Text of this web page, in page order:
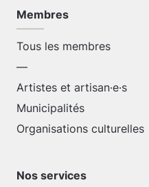
Membres
Tous les membres
—
Artistes et artisan·e·s
Municipalités
Organisations culturelles
Nos services